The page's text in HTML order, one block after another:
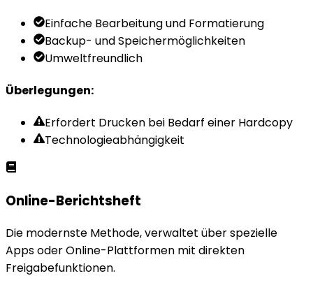
Einfache Bearbeitung und Formatierung
Backup- und Speichermöglichkeiten
Umweltfreundlich
Überlegungen:
Erfordert Drucken bei Bedarf einer Hardcopy
Technologieabhängigkeit
Online-Berichtsheft
Die modernste Methode, verwaltet über spezielle
Apps oder Online-Plattformen mit direkten
Freigabefunktionen.